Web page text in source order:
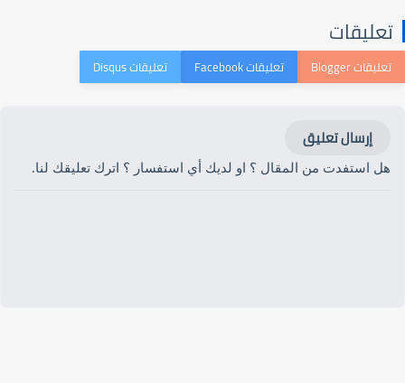
تعليقات
إرسال تعليق
هل استفدت من المقال ؟ او لديك أي استفسار ؟ اترك تعليقك لنا.